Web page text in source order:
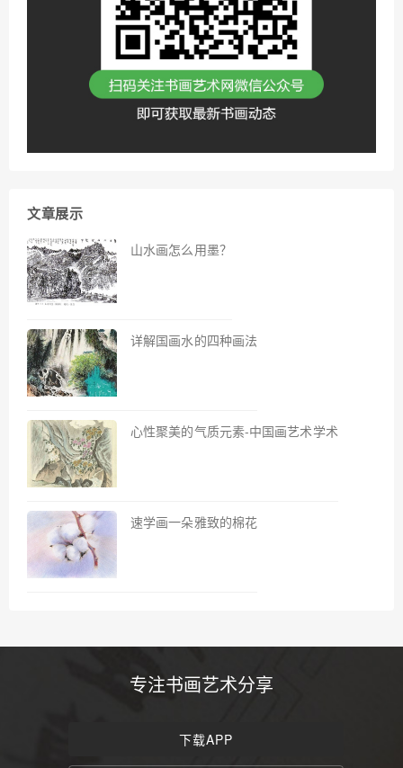
文章展示
山水画怎么用墨？
详解国画水的四种画法
心性聚美的气质元素-中国画艺术学术
速学画一朵雅致的棉花
专注书画艺术分享
下载APP